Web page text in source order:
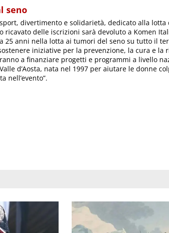
seno
divertimento e solidarietà, dedicato alla
ricavato delle iscrizioni sarà devoluto a Komen
25 anni nella lotta ai tumori del seno su tutto il
iniziative per la prevenzione, la cura e la
a finanziare progetti e programmi a livello
d’Aosta, nata nel 1997 per aiutare le donne
nell’evento”.